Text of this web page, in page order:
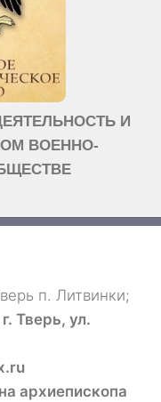
И
ВОЕННО-
п. Литвинки;
Тверь, ул.
архиепископа